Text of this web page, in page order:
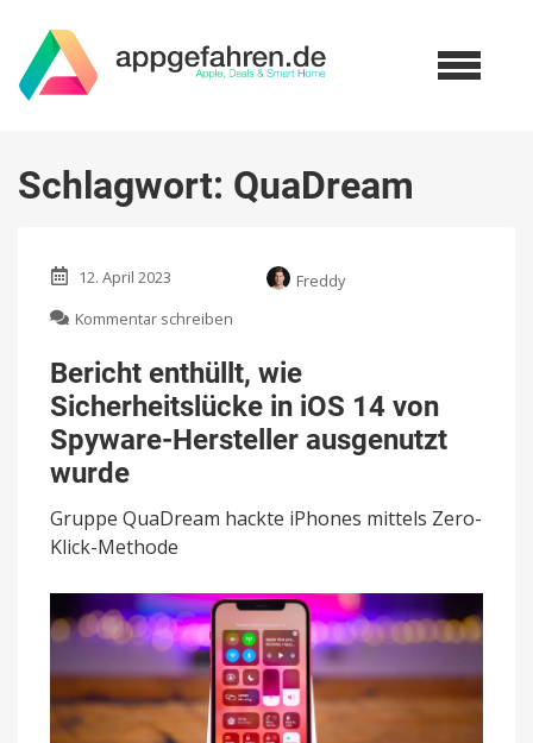
Schlagwort: QuaDream
12. April 2023
Freddy
Kommentar schreiben
enthüllt,
wie
Sicherheitslücke
in
iOS
Spyware-
wurde
Bericht enthüllt, wie
Sicherheitslücke in iOS 14 von
Spyware-Hersteller ausgenutzt
wurde
Gruppe QuaDream hackte iPhones mittels Zero-
Klick-Methode